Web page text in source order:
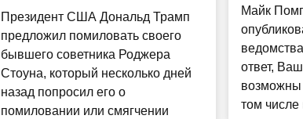
Президент США Дональд Трамп
предложил помиловать своего
бывшего советника Роджера
Стоуна, который несколько дней
назад попросил его о
помиловании или смягчении
Майк
ответ,
возможны
том числе